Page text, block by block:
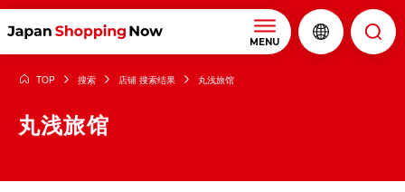
MENU
TOP 搜索 店铺 搜索结果 丸浅旅馆
丸浅旅馆